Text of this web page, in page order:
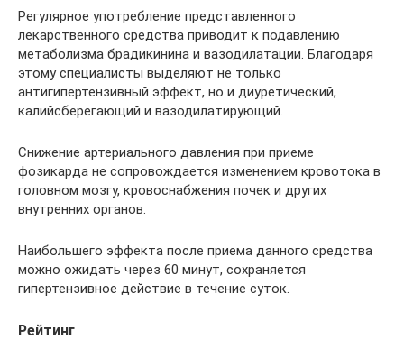
Регулярное употребление представленного
лекарственного средства приводит к подавлению
метаболизма брадикинина и вазодилатации. Благодаря
этому специалисты выделяют не только
антигипертензивный эффект, но и диуретический,
калийсберегающий и вазодилатирующий.
Снижение артериального давления при приеме
фозикарда не сопровождается изменением кровотока в
головном мозгу, кровоснабжения почек и других
внутренних органов.
Наибольшего эффекта после приема данного средства
можно ожидать через 60 минут, сохраняется
гипертензивное действие в течение суток.
Рейтинг